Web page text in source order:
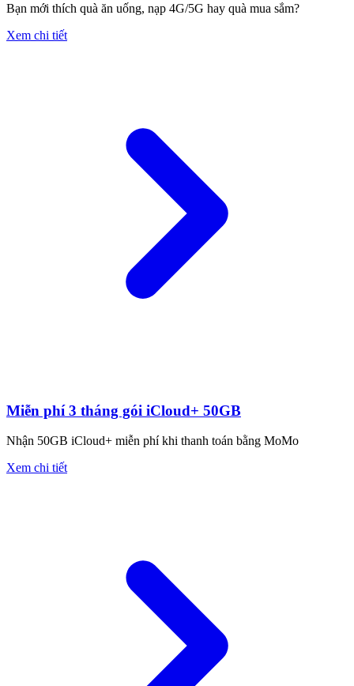
Bạn mới thích quà ăn uống, nạp 4G/5G hay quà mua sắm?
Xem chi tiết
Miễn phí 3 tháng gói iCloud+ 50GB
Nhận 50GB iCloud+ miễn phí khi thanh toán bằng MoMo
Xem chi tiết